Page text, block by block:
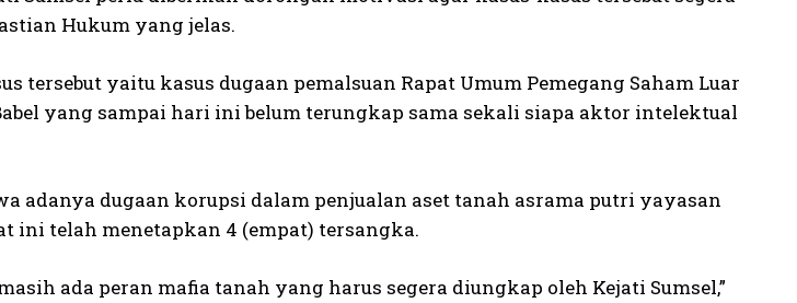
Hukum yang jelas.
tersebut yaitu kasus dugaan pemalsuan Rapat Umum Pemegang Saham Luar
yang sampai hari ini belum terungkap sama sekali siapa aktor intelektual
adanya dugaan korupsi dalam penjualan aset tanah asrama putri yayasan
ini telah menetapkan 4 (empat) tersangka.
ada peran mafia tanah yang harus segera diungkap oleh Kejati Sumsel,”